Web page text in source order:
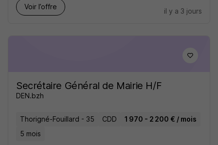
Voir l’offre
il y a 3 jours
Secrétaire Général de Mairie H/F
DEN.bzh
Thorigné-Fouillard - 35 CDD
1 970 - 2 200 € / mois
5 mois